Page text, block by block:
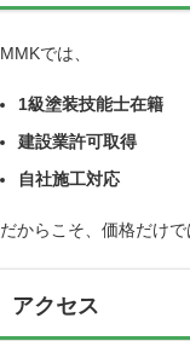
MMKでは、
1級塗装技能士在籍
建設業許可取得
自社施工対応
だからこそ、価格だけで
アクセス